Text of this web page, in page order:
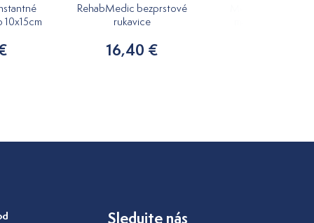
RehabMedic bezprstové
rukavice
16,40 €
Sledujte nás